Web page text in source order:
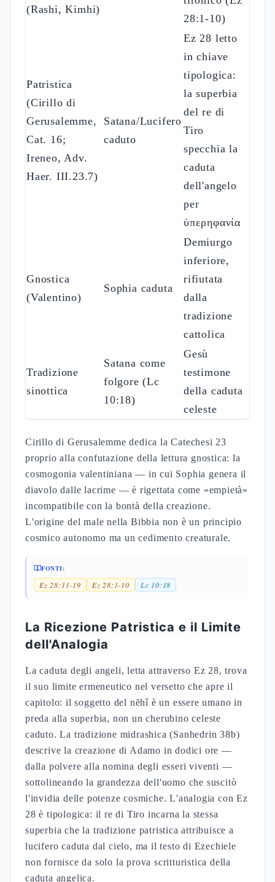
(Rashi, Kimhi)
28:1-10)
Patristica
(Cirillo di
Gerusalemme,
Cat. 16;
Ireneo, Adv.
Haer. III.23.7)
Satana/Lucifero
caduto
Ez 28 letto
in chiave
tipologica:
la superbia
del re di
Tiro
specchia la
caduta
dell'angelo
per
ὑπερηφανία
Gnostica
(Valentino)
Sophia caduta
Demiurgo
inferiore,
rifiutata
dalla
tradizione
cattolica
Tradizione
sinottica
Satana come
folgore (Lc
10:18)
Gesù
testimone
della caduta
celeste
Cirillo di Gerusalemme dedica la Catechesi 23
proprio alla confutazione della lettura gnostica: la
cosmogonia valentiniana — in cui Sophia genera il
diavolo dalle lacrime — è rigettata come «empietà»
incompatibile con la bontà della creazione.
L'origine del male nella Bibbia non è un principio
cosmico autonomo ma un cedimento creaturale.
FONTI:
Ez 28:11-19 Ez 28:1-10 Lc 10:18
La Ricezione Patristica e il Limite
dell'Analogia
La caduta degli angeli, letta attraverso Ez 28, trova
il suo limite ermeneutico nel versetto che apre il
capitolo: il soggetto del nĕhî è un essere umano in
preda alla superbia, non un cherubino celeste
caduto. La tradizione midrashica (Sanhedrin 38b)
descrive la creazione di Adamo in dodici ore —
dalla polvere alla nomina degli esseri viventi —
sottolineando la grandezza dell'uomo che suscitò
l'invidia delle potenze cosmiche. L'analogia con Ez
28 è tipologica: il re di Tiro incarna la stessa
superbia che la tradizione patristica attribuisce a
lucifero caduta dal cielo, ma il testo di Ezechiele
non fornisce da solo la prova scritturistica della
caduta angelica.